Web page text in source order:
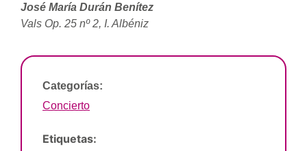
José María Durán Benítez
Vals Op. 25 nº 2, I. Albéniz
Categorías:
Concierto
Etiquetas: